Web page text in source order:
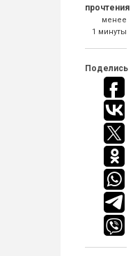
прочтения
менее
1 минуты
Поделись